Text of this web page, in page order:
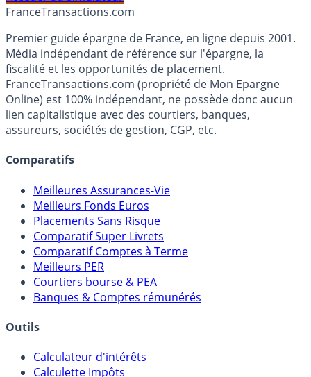
Accéder au simulateur
FranceTransactions.com
Premier guide épargne de France, en ligne depuis 2001.
Média indépendant de référence sur l'épargne, la
fiscalité et les opportunités de placement.
FranceTransactions.com (propriété de Mon Epargne
Online) est 100% indépendant, ne possède donc aucun
lien capitalistique avec des courtiers, banques,
Meilleures Assurances-Vie
Meilleurs Fonds Euros
Placements Sans Risque
Comparatif Super Livrets
Comparatif Comptes à Terme
Meilleurs PER
Courtiers bourse & PEA